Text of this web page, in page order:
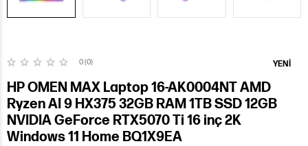
YENI
0 (0)
HP OMEN MAX Laptop 16-AK0004NT AMD
Ryzen AI 9 HX375 32GB RAM 1TB SSD 12GB
NVIDIA GeForce RTX5070 Ti 16 inç 2K
Windows 11 Home BQ1X9EA